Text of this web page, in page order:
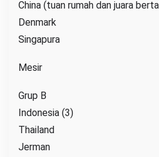
China (tuan rumah dan juara
Denmark
Singapura
Mesir
Grup B
Indonesia (3)
Thailand
Jerman